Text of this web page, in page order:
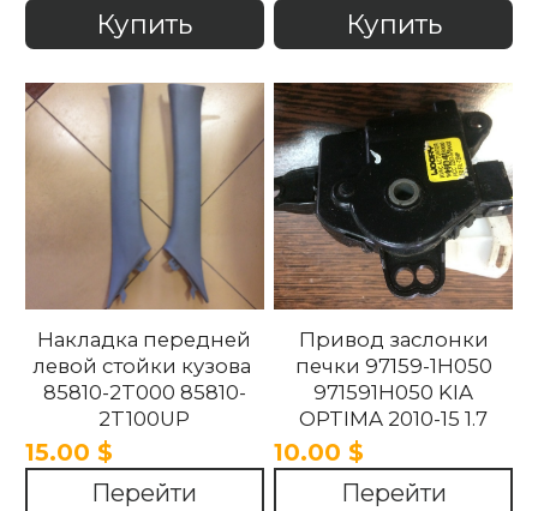
Купить Купить
Накладка передней
левой стойки кузова
85810-2T000 85810-
2T100UP
858102T100UP
858102T000 Kia
Optima 2010 -2015.
15.00 $
Перейти
Привод заслонки
печки 97159-1H050
971591H050 KIA
OPTIMA 2010-15 1.7
10.00 $
Перейти